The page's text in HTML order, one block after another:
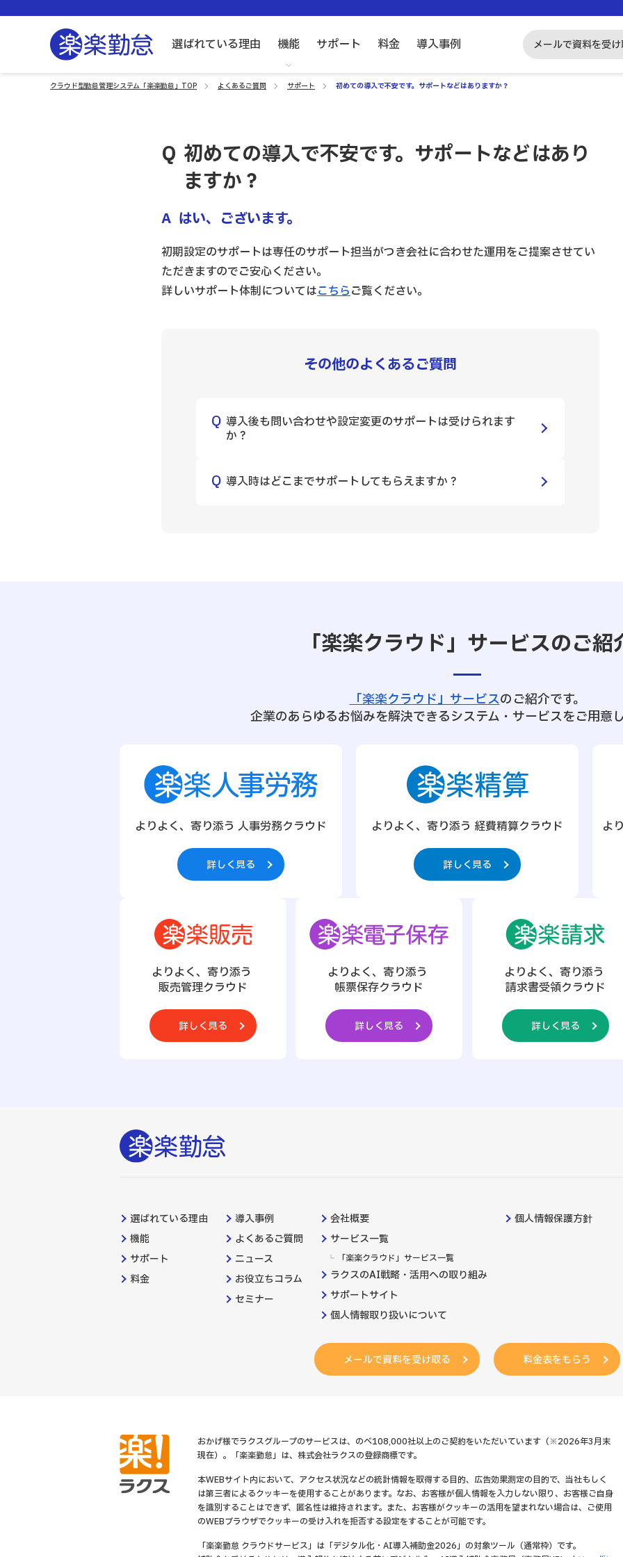
選ばれている理由 機能 サポート 料金 導入事例 メールで資料を受
クラウド型勤怠管理システム「楽楽勤怠」TOP よくあるご質問 サポート 初めての導入で不安です。サポートなどはありますか？
初めての導入で不安です。サポートなどはあり
ますか？
はい、ございます。
初期設定のサポートは専任のサポート担当がつき会社に合わせた運用をご提案させてい
ただきますのでご安心ください。
詳しいサポート体制についてはこちらご覧ください。
その他のよくあるご質問
導入後も問い合わせや設定変更のサポートは受けられます
か？
導入時はどこまでサポートしてもらえますか？
「楽楽クラウド」サービスのご紹
「楽楽クラウド」サービスのご紹介です。
企業のあらゆるお悩みを解決できるシステム・サービスをご用意
よりよく、寄り添う 人事労務クラウド
詳しく見る
よりよく、寄り添う 経費精算クラウド
詳しく見る
よ
よりよく、寄り添う
販売管理クラウド
詳しく見る
よりよく、寄り添う
帳票保存クラウド
詳しく見る
よりよく、寄り添う
請求書受領クラウド
詳しく見る
選ばれている理由
機能
サポート
料金
導入事例
よくあるご質問
ニュース
お役立ちコラム
セミナー
会社概要
サービス一覧
「楽楽クラウド」サービス一覧
ラクスのAI戦略・活用への取り組み
サポートサイト
個人情報取り扱いについて
個人情報保護方針
メールで資料を受け取る 料金表をもらう
おかげ様でラクスグループのサービスは、のべ108,000社以上のご契約をいただいています（※2026年3月末
現在）。「楽楽勤怠」は、株式会社ラクスの登録商標です。
本WEBサイト内において、アクセス状況などの統計情報を取得する目的、広告効果測定の目的で、当社もしく
は第三者によるクッキーを使用することがあります。なお、お客様が個人情報を入力しない限り、お客様ご自身
を識別することはできず、匿名性は維持されます。また、お客様がクッキーの活用を望まれない場合は、ご使用
のWEBブラウザでクッキーの受け入れを拒否する設定をすることが可能です。
「楽楽勤怠 クラウドサービス」は「デジタル化・AI導入補助金2026」の対象ツール（通常枠）です。